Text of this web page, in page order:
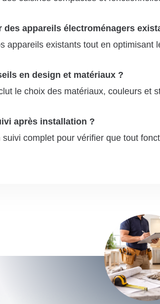
des appareils électroménagers
appareils existants tout en optimisant
en design et matériaux ?
le choix des matériaux, couleurs et
après installation ?
complet pour vérifier que tout